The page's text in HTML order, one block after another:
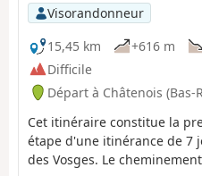
Visorandonneur
15,45 km
+616 m
Difficile
Départ à Châtenois (Bas-
Cet itinéraire constitue la
étape d'une itinérance de 7
des Vosges. Le